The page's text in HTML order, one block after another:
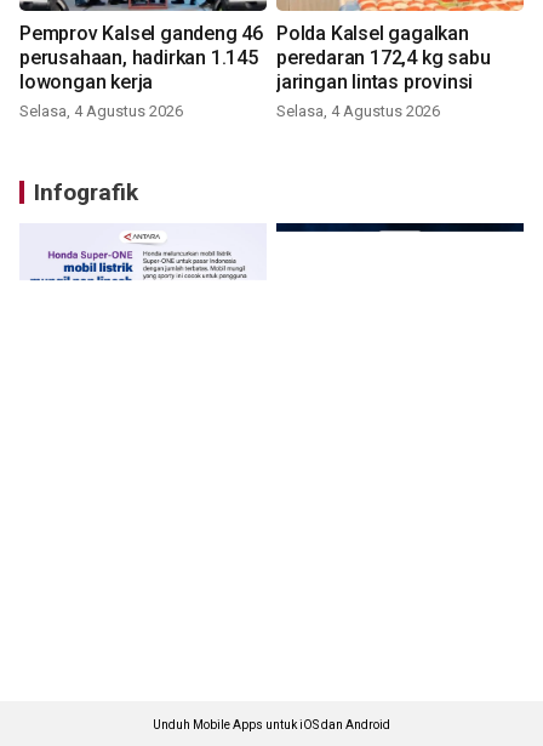
Pemprov Kalsel gandeng 46
perusahaan, hadirkan 1.145
lowongan kerja
Selasa, 4 Agustus 2026
Polda Kalsel gagalkan
peredaran 172,4 kg sabu
jaringan lintas provinsi
Selasa, 4 Agustus 2026
Infografik
Unduh Mobile Apps untuk iOS dan Android